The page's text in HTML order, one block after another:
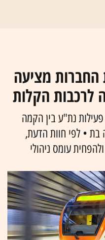
החברות מציעה
לרכבות הקלות
נת"ע בין הקמה
• לפי חוות הדעת,
עומס ניהולי